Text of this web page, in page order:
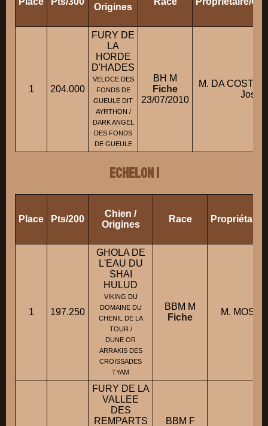
Origines
1 204.000
FURY DE
LA
HORDE
D'HADES
VELOCE DES
FONDS DE
GUEULE DIT
AYRTHON /
DARK ANGEL
DES FONDS
DE GUEULE
BH M
Fiche
23/07/2010
M. DA COSTA
José
ECHELON 1
Place Pts/200
Chien /
Origines
Race
1 197.250
GHOLA DE
L'EAU DU
SHAI
HULUD
VIKING DU
DOMAINE DU
CHENIL DE LA
TOUR /
DUNE OR
ARRAKIS DES
CROISSADES
TYAM
BBM M
Fiche
M.
FURY DE LA
VALLEE
DES
REMPARTS
BBM F